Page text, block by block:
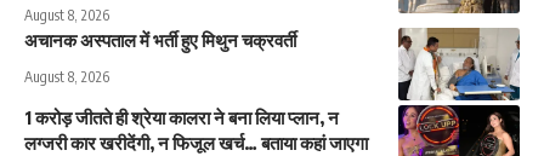
August 8, 2026
अचानक अस्पताल में भर्ती हुए मिथुन चक्रवर्ती
August 8, 2026
1 करोड़ जीतते ही श्रेया कालरा ने बना लिया प्लान, न
लग्जरी कार खरीदेंगी, न फिजूल खर्च… बताया कहां जाएगा